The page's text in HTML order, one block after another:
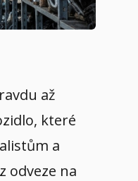
až
které
a
odveze na